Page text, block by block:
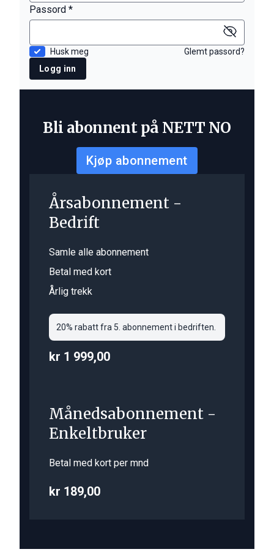
Passord *
Husk meg
Glemt passord?
Logg inn
Bli abonnent på NETT NO
Kjøp abonnement
Årsabonnement -
Bedrift
Samle alle abonnement
Betal med kort
Årlig trekk
20% rabatt fra 5. abonnement i bedriften.
kr 1 999,00
Månedsabonnement -
Enkeltbruker
Betal med kort per mnd
kr 189,00